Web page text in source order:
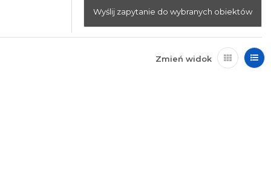
Wyślij zapytanie do wybranych obiektów
Zmień widok